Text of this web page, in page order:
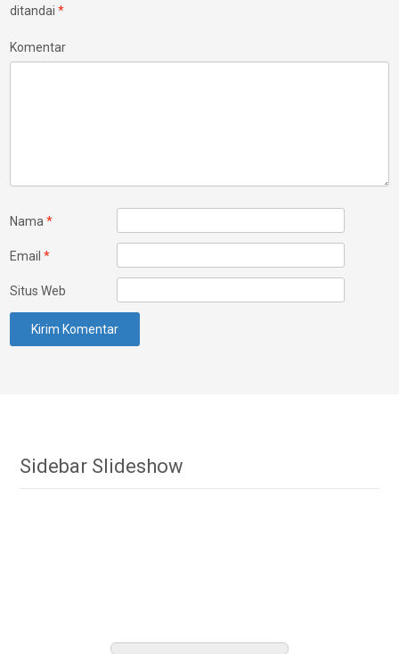
ditandai*
Komentar
Nama*
Email*
Situs Web
Sidebar Slideshow